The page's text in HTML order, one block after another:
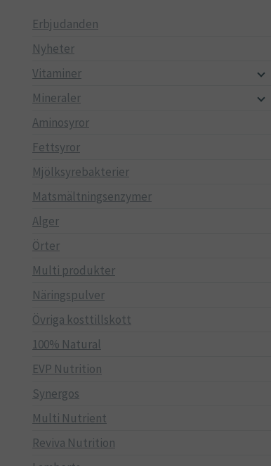
Erbjudanden
Nyheter
Vitaminer
Mineraler
Aminosyror
Fettsyror
Mjölksyrebakterier
Matsmältningsenzymer
Alger
Örter
Multi produkter
Näringspulver
Övriga kosttillskott
100% Natural
EVP Nutrition
Synergos
Multi Nutrient
Reviva Nutrition